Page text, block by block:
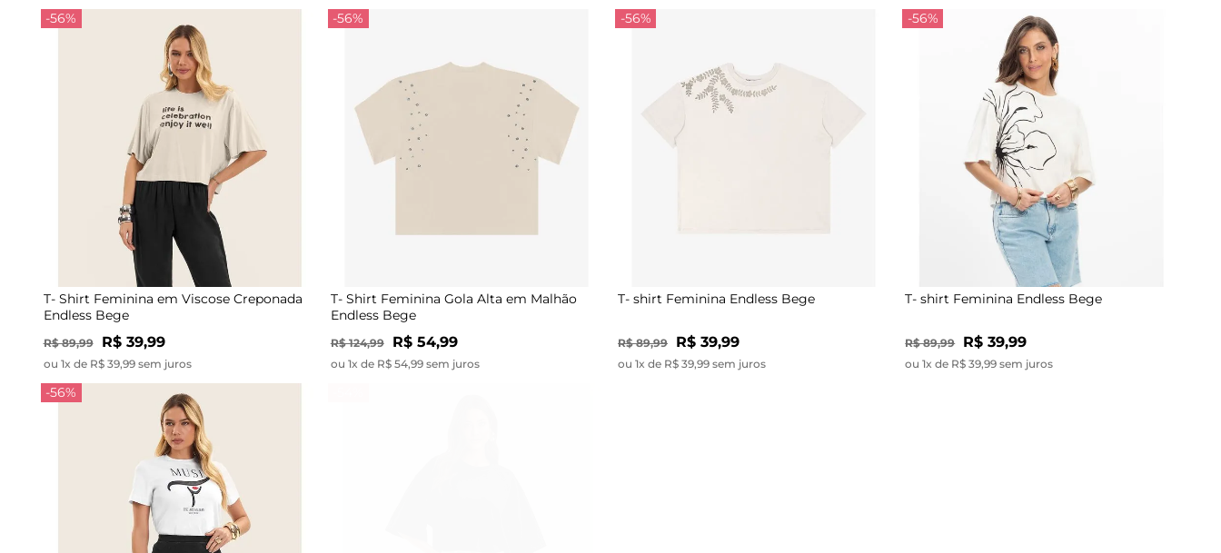
-56%
T- Shirt Feminina em Viscose Creponada
Endless Bege
R$ 89,99 R$ 39,99
ou 1x de R$ 39,99 sem juros
-56%
T- Shirt Feminina Gola Alta em Malhão
Endless Bege
R$ 124,99 R$ 54,99
ou 1x de R$ 54,99 sem juros
-56%
T- shirt Feminina Endless Bege
R$ 89,99 R$ 39,99
ou 1x de R$ 39,99 sem juros
-56%
T- shirt Feminina Endless Bege
R$ 89,99 R$ 39,99
ou 1x de R$ 39,99 sem juros
-56%